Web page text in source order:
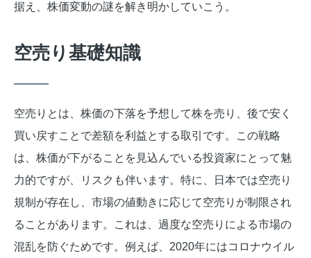
据え、株価変動の謎を解き明かしていこう。
空売り基礎知識
空売りとは、株価の下落を予想して株を売り、後で安く
買い戻すことで差額を利益とする取引です。この戦略
は、株価が下がることを見込んでいる投資家にとって魅
力的ですが、リスクも伴います。特に、日本では空売り
規制が存在し、市場の値動きに応じて空売りが制限され
ることがあります。これは、過度な空売りによる市場の
混乱を防ぐためです。例えば、2020年にはコロナウイル